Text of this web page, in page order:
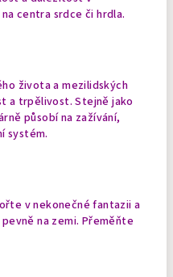
centra srdce či hrdla.
života a mezilidských
a trpělivost. Stejně jako
působí na zažívání,
systém.
v nekonečné fantazii a
na zemi. Přeměňte